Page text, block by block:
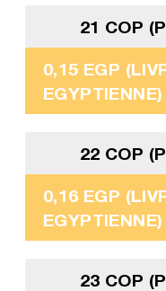
21 COP
0,15 EGP
EGYPTIENNE)
22 COP
0,16 EGP
EGYPTIENNE)
23 COP